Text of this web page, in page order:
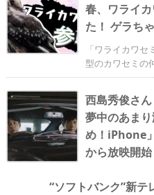
春、ワライ
た！ ゲラち
「ワライカワ
型のカワセミの
西島秀俊さ
夢中のあま
め！iPhone
から
“ソフトバンク”新テレ